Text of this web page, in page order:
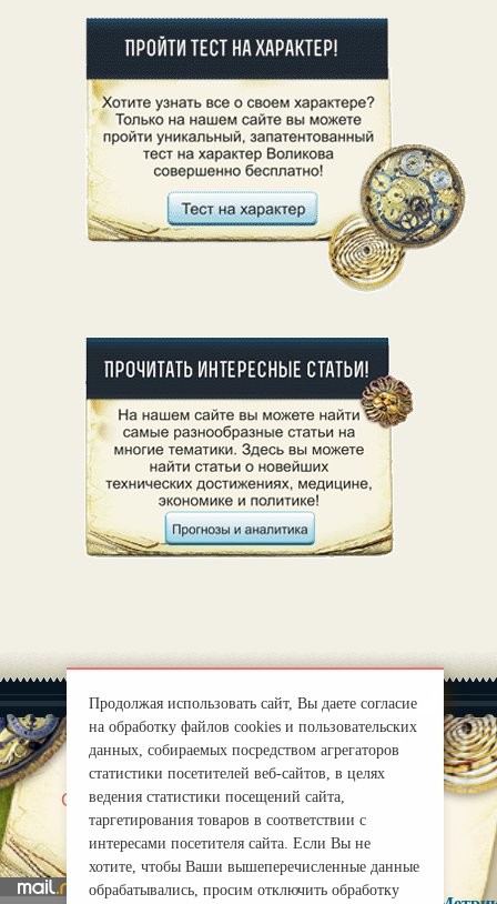
О нас |
mirprognoz@mail.ru
Продолжая использовать сайт, Вы даете согласие
на обработку файлов cookies и пользовательских
данных, собираемых посредством агрегаторов
статистики посетителей веб-сайтов, в целях
ведения статистики посещений сайта,
таргетирования товаров в соответствии с
интересами посетителя сайта. Если Вы не
хотите, чтобы Ваши вышеперечисленные данные
обрабатывались, просим отключить обработку